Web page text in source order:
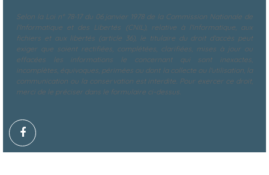
Selon la Loi n° 78-17 du 06 janvier 1978 de la Commission Nationale de
l'Informatique et des Libertés (CNIL), relative à l'informatique, aux
fichiers et aux libertés (article 36), le titulaire du droit d'accès peut
exiger que soient rectifiées, complétées, clarifiées, mises à jour ou
effacées les informations le concernant qui sont inexactes,
incomplètes, équivoques, périmées ou dont la collecte ou l'utilisation, la
communication ou la conservation est interdite. Pour exercer ce droit,
merci de le préciser dans le formulaire ci-dessus.